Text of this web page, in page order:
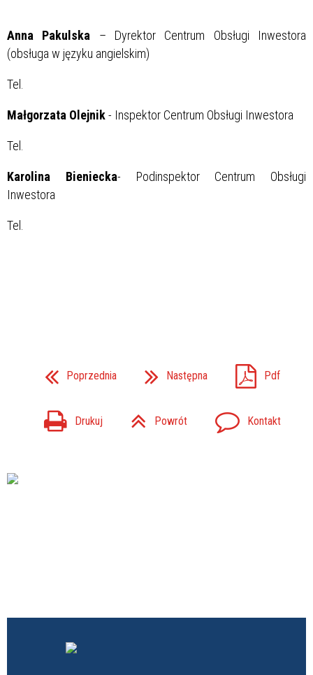
Anna Pakulska – Dyrektor Centrum Obsługi Inwestora
(obsługa w języku angielskim)
Tel.
Małgorzata Olejnik- Inspektor Centrum Obsługi Inwestora
Tel.
Karolina Bieniecka- Podinspektor Centrum Obsługi
Inwestora
Tel.
Poprzednia Następna Pdf
Drukuj Powrót Kontakt